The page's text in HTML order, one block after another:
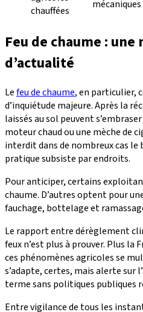
chauffées
mécaniques
Feu de chaume :
d’actualité
Lefeu de chaume, en particulier,
d’inquiétude majeure. Après la
laissés au sol peuvent
moteur chaud ou une mèche de
interdit dans de nombreux cas le
pratique subsiste par endroits.
Pour anticiper, certains
chaume. D’autres optent pour
fauchage, bottelage et
Le rapport entre dérèglement
feux n’est plus à prouver. Plus la
ces phénomènes agricoles se
s’adapte, certes, mais alerte sur
terme sans politiques publiques
Entre vigilance de tous les